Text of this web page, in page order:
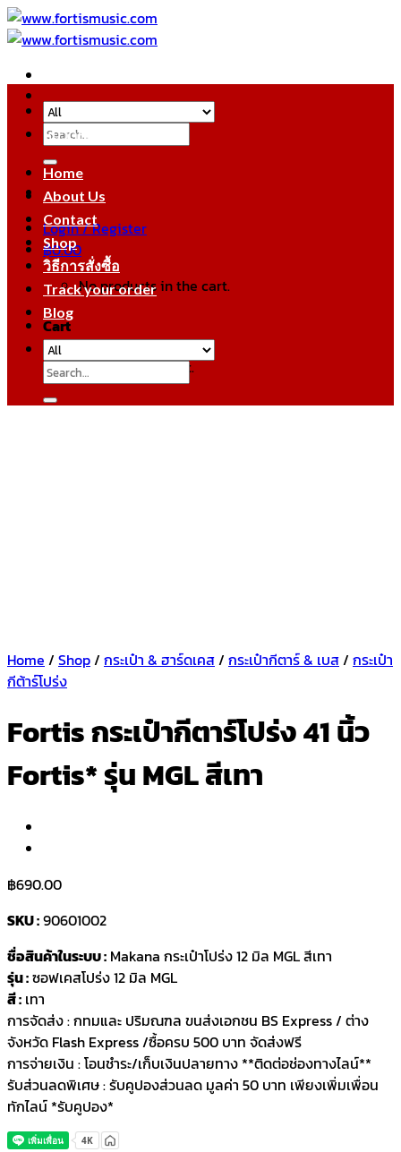
Skip
to
Search
for:
Login / Register
฿0.00
No products in the cart.
Cart
No products in the cart.
หมวดหมู่สินค้า
Home
About Us
Contact
Shop
วิธีการสั่งซื้อ
Track your order
Blog
Search
for:
Home / Shop/ กระเป๋า & ฮาร์ดเคส/ กระเป๋ากีตาร์ & เบส/ กระเป๋า
กีต้าร์โปร่ง
Fortis กระเป๋ากีตาร์โปร่ง 41 นิ้ว
Fortis* รุ่น MGL สีเทา
฿690.00
SKU :90601002
ชื่อสินค้าในระบบ : Makana กระเป๋าโปร่ง 12 มิล MGL สีเทา
รุ่น :ซอฟเคสโปร่ง 12 มิล MGL
สี : เทา
การจัดส่ง : กทมและ ปริมณฑล ขนส่งเอกชน BS Express / ต่าง
จังหวัด Flash Express /ซื้อครบ 500 บาท จัดส่งฟรี
การจ่ายเงิน : โอนชำระ/เก็บเงินปลายทาง **ติดต่อช่องทางไลน์**
รับส่วนลดพิเศษ : รับคูปองส่วนลด มูลค่า 50 บาท เพียงเพิ่มเพื่อน
ทักไลน์ *รับคูปอง*